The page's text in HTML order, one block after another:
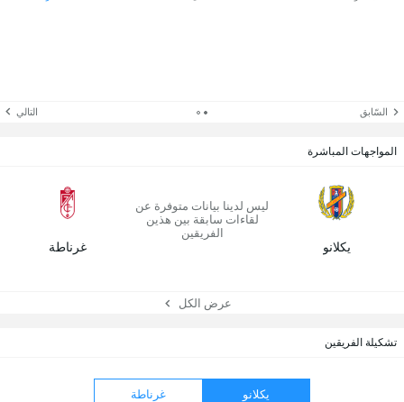
تشكيلة الفريقين
يكلانو غرناطة
السّابق التالي
المواجهات المباشرة
يكلانو
ليس لدينا بيانات متوفرة عن
لقاءات سابقة بين هذين
الفريقين
غرناطة
عرض الكل